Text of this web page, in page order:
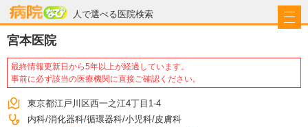
人で選べる医院検索
病院なび
宮本医院
最終情報更新日から5年以上が経過しています。
事前に必ず該当の医療機関に直接ご確認ください。
東京都江戸川区西一之江4丁目1-4
内科 消化器科 循環器科 小児科 皮膚科